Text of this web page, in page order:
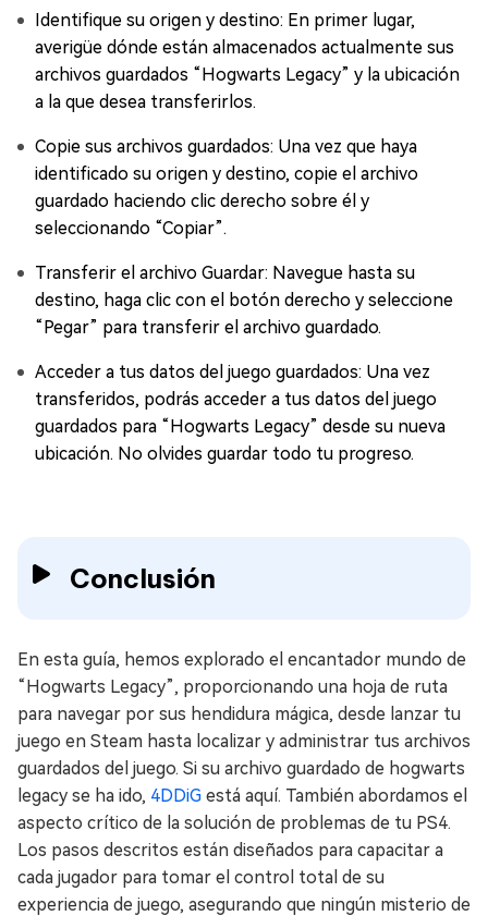
Identifique su origen y destino: En primer lugar,
averigüe dónde están almacenados actualmente sus
archivos guardados “Hogwarts Legacy” y la ubicación
a la que desea transferirlos.
Copie sus archivos guardados: Una vez que haya
identificado su origen y destino, copie el archivo
guardado haciendo clic derecho sobre él y
seleccionando “Copiar”.
Transferir el archivo Guardar: Navegue hasta su
destino, haga clic con el botón derecho y seleccione
“Pegar” para transferir el archivo guardado.
Acceder a tus datos del juego guardados: Una vez
transferidos, podrás acceder a tus datos del juego
guardados para “Hogwarts Legacy” desde su nueva
ubicación. No olvides guardar todo tu progreso.
Conclusión
En esta guía, hemos explorado el encantador mundo de
“Hogwarts Legacy”, proporcionando una hoja de ruta
para navegar por sus hendidura mágica, desde lanzar tu
juego en Steam hasta localizar y administrar tus archivos
guardados del juego. Si su archivo guardado de hogwarts
legacy se ha ido, 4DDiG está aquí. También abordamos el
aspecto crítico de la solución de problemas de tu PS4.
Los pasos descritos están diseñados para capacitar a
cada jugador para tomar el control total de su
experiencia de juego, asegurando que ningún misterio de